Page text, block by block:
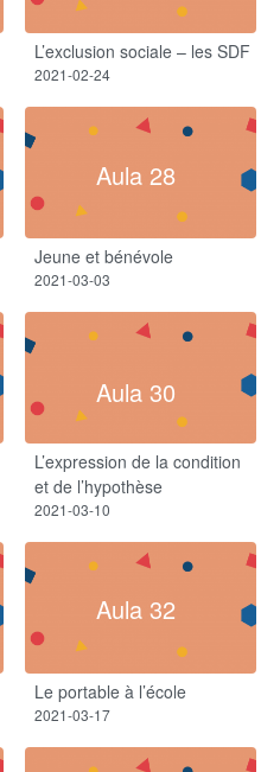
L’exclusion sociale – les SDF
2021-02-24
Aula 28
Jeune et bénévole
2021-03-03
Aula 30
L’expression de la condition
et de l’hypothèse
2021-03-10
Aula 32
Le portable à l’école
2021-03-17